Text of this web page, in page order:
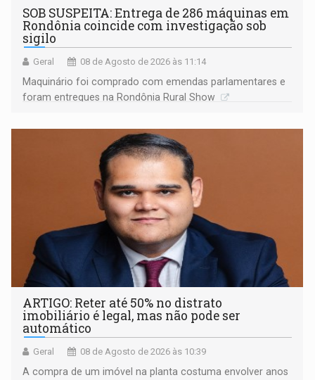
SOB SUSPEITA: Entrega de 286 máquinas em
Rondônia coincide com investigação sob
sigilo
Geral 08 de Agosto de 2026 às 11:14
Maquinário foi comprado com emendas parlamentares e
foram entregues na Rondônia Rural Show
ARTIGO: Reter até 50% no distrato
imobiliário é legal, mas não pode ser
automático
Geral 08 de Agosto de 2026 às 10:39
A compra de um imóvel na planta costuma envolver anos